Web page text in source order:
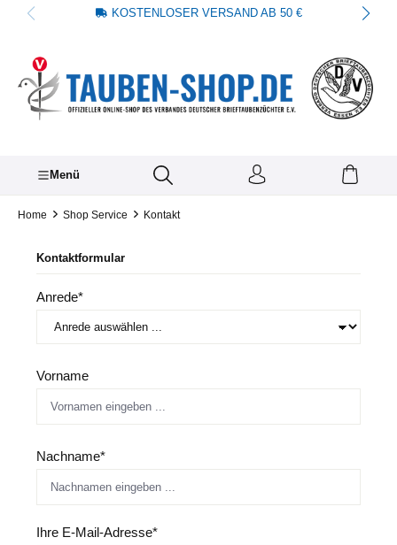
springen KOSTENLOSER VERSAND AB 50 €
Menü
Home Shop Service Kontakt
Kontaktformular
Anrede*
Vorname
Nachname*
Ihre E-Mail-Adresse*